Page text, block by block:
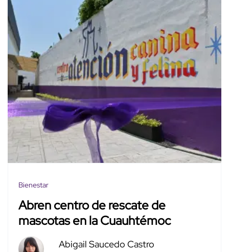
Bienestar
Abren centro de rescate de
mascotas en la Cuauhtémoc
Abigail Saucedo Castro